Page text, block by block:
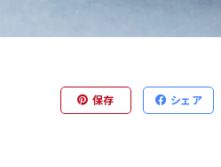
保存 シェア